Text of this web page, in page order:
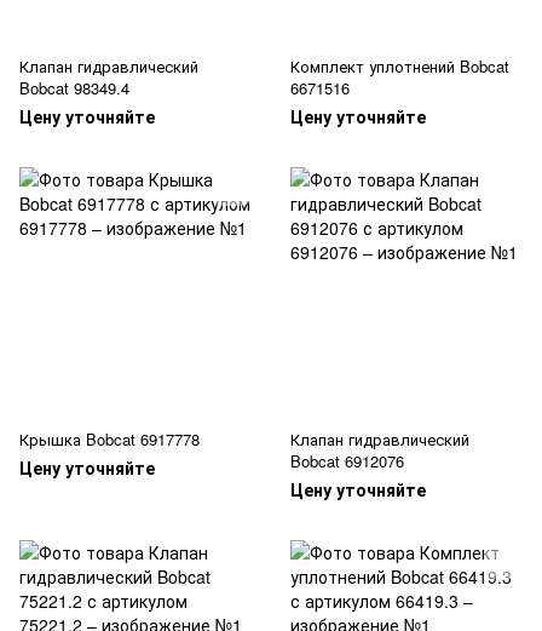
Клапан гидравлический
Bobcat 98349.4
Цену уточняйте
Комплект уплотнений Bobcat
6671516
Цену уточняйте
Крышка Bobcat 6917778
Цену уточняйте
Клапан гидравлический
Bobcat 6912076
Цену уточняйте